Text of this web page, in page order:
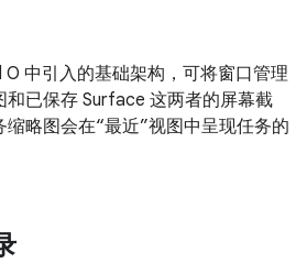
中引入的基础架构，可将窗口管理
和已保存 Surface 这两者的屏幕截
缩略图会在“最近”视图中呈现任务的